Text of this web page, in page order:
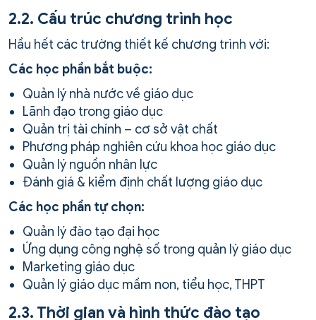
2.2. Cấu trúc chương trình học
Hầu hết các trường thiết kế chương trình với:
Các học phần bắt buộc:
Quản lý nhà nước về giáo dục
Lãnh đạo trong giáo dục
Quản trị tài chính – cơ sở vật chất
Phương pháp nghiên cứu khoa học giáo dục
Quản lý nguồn nhân lực
Đánh giá & kiểm định chất lượng giáo dục
Các học phần tự chọn:
Quản lý đào tạo đại học
Ứng dụng công nghệ số trong quản lý giáo dục
Marketing giáo dục
Quản lý giáo dục mầm non, tiểu học, THPT
2.3. Thời gian và hình thức đào tạo